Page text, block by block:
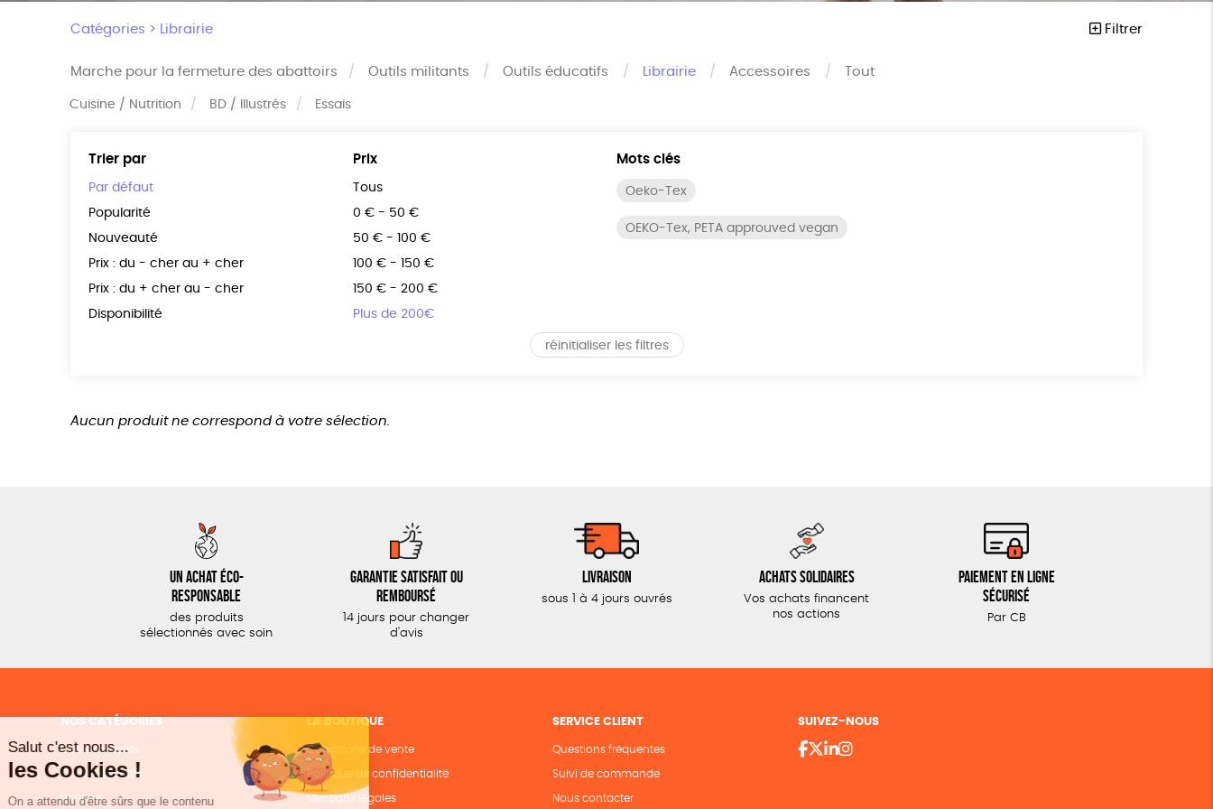
Catégories > Librairie Filtrer
Marche pour la fermeture des abattoirs Outils militants Outils éducatifs Librairie
Cuisine / Nutrition BD / Illustrés Essais
Accessoires Tout
Trier par
Par défaut
Popularité
Nouveauté
Prix : du - cher au + cher
Prix : du + cher au - cher
Disponibilité
Prix
Tous
0 € - 50 €
50 € - 100 €
100 € - 150 €
150 € - 200 €
Plus de 200€
Mots clés
Oeko-Tex
OEKO-Tex, PETA approuved vegan
réinitialiser les filtres
Aucun produit ne correspond à votre sélection.
Un achat éco-
responsable
des produits
sélectionnés avec soin
Garantie satisfait ou
remboursé
14 jours pour changer
d'avis
Livraison
sous 1 à 4 jours ouvrés
Achats solidaires
Vos achats financent
nos actions
Paiement en ligne
sécurisé
Par CB
NOS CATÉGORIES
Outils militants
Outils éducatifs
Librairie
LA BOUTIQUE
Conditions de vente
Politique de confidentialité
Mentions légales
SERVICE CLIENT
Questions fréquentes
Suivi de commande
Nous contacter
SUIVEZ-NOUS